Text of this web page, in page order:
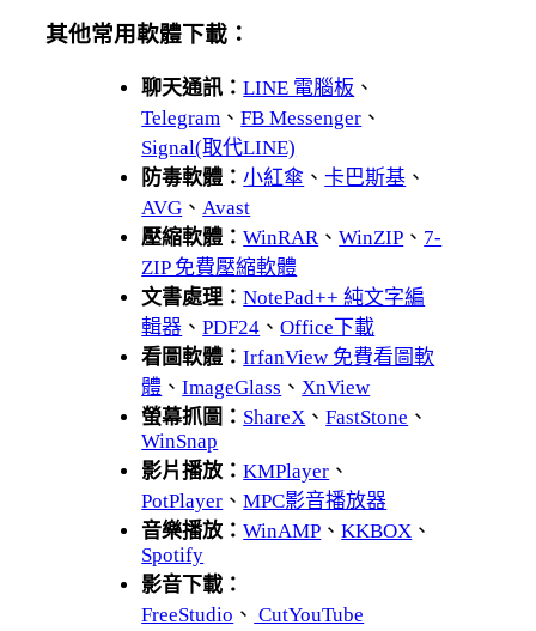
其他常用軟體下載：
聊天通訊：LINE 電腦板 、
Telegram 、FB Messenger 、
Signal(取代LINE)
防毒軟體：小紅傘 、卡巴斯基 、
AVG 、 Avast
壓縮軟體：WinRAR 、WinZIP 、 7-
ZIP 免費壓縮軟體
文書處理：NotePad++ 純文字編
輯器 、PDF24 、Office下載
看圖軟體：IrfanView 免費看圖軟
體 、ImageGlass 、 XnView
螢幕抓圖： ShareX 、FastStone 、
WinSnap
影片播放：KMPlayer 、
PotPlayer 、MPC影音播放器
音樂播放：WinAMP 、KKBOX 、
Spotify
影音下載：
FreeStudio 、 CutYouTube